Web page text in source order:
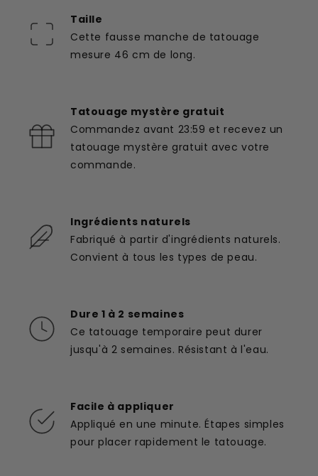
Taille
Cette fausse manche de tatouage
mesure 46 cm de long.
Tatouage mystère gratuit
Commandez avant 23:59 et recevez un
tatouage mystère gratuit avec votre
commande.
Ingrédients naturels
Fabriqué à partir d'ingrédients naturels.
Convient à tous les types de peau.
Dure 1 à 2 semaines
Ce tatouage temporaire peut durer
jusqu'à 2 semaines. Résistant à l'eau.
Facile à appliquer
Appliqué en une minute. Étapes simples
pour placer rapidement le tatouage.